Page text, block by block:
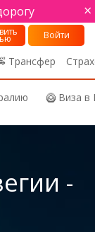
×
Трансфер
Войти
🥝 Виза
-